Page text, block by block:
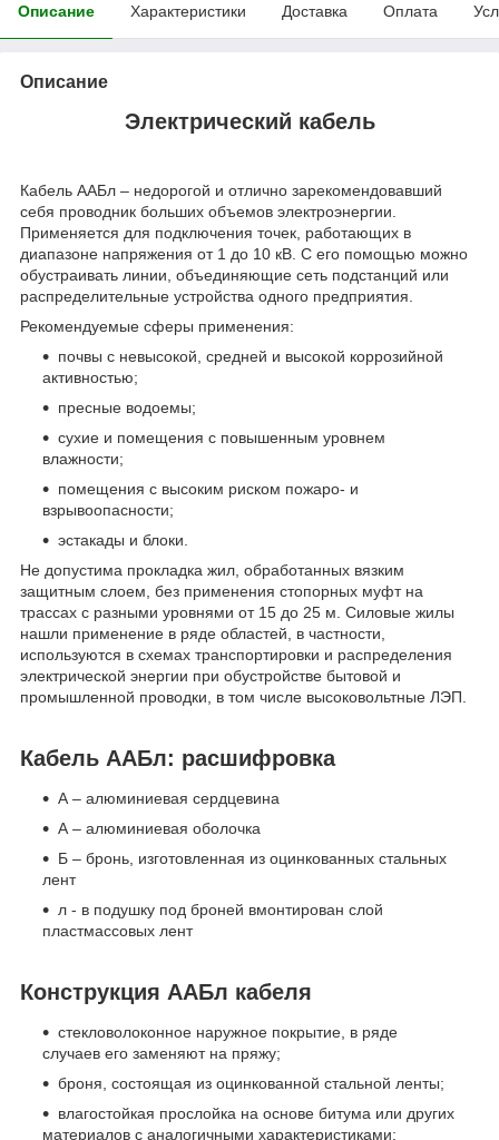
Описание Характеристики Доставка Оплата
Описание
Электрический кабель
Кабель ААБл – недорогой и отлично зарекомендовавший
себя проводник больших объемов электроэнергии.
Применяется для подключения точек, работающих в
диапазоне напряжения от 1 до 10 кВ. С его помощью можно
обустраивать линии, объединяющие сеть подстанций или
распределительные устройства одного предприятия.
Рекомендуемые сферы применения:
почвы с невысокой, средней и высокой коррозийной
активностью;
пресные водоемы;
сухие и помещения с повышенным уровнем
влажности;
помещения с высоким риском пожаро- и
взрывоопасности;
эстакады и блоки.
Не допустима прокладка жил, обработанных вязким
защитным слоем, без применения стопорных муфт на
трассах с разными уровнями от 15 до 25 м. Силовые жилы
нашли применение в ряде областей, в частности,
используются в схемах транспортировки и распределения
электрической энергии при обустройстве бытовой и
промышленной проводки, в том числе высоковольтные ЛЭП.
Кабель ААБл: расшифровка
А – алюминиевая сердцевина
А – алюминиевая оболочка
Б – бронь, изготовленная из оцинкованных стальных
лент
л - в подушку под броней вмонтирован слой
пластмассовых лент
Конструкция ААБл кабеля
стекловолоконное наружное покрытие, в ряде
случаев его заменяют на пряжу;
броня, состоящая из оцинкованной стальной ленты;
влагостойкая прослойка на основе битума или других
материалов с аналогичными характеристиками;